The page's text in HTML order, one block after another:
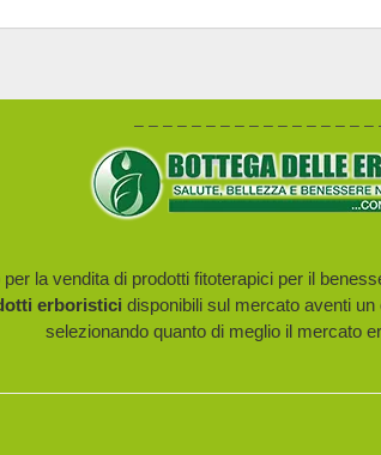
– – – – – – – – – – – – – – – – –
la vendita di prodotti fitoterapici per il
erboristici disponibili sul mercato aventi
selezionando quanto di meglio il mercato